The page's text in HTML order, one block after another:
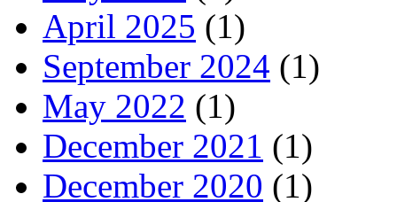
April 2025 (1)
September 2024 (1)
May 2022 (1)
December 2021 (1)
December 2020 (1)